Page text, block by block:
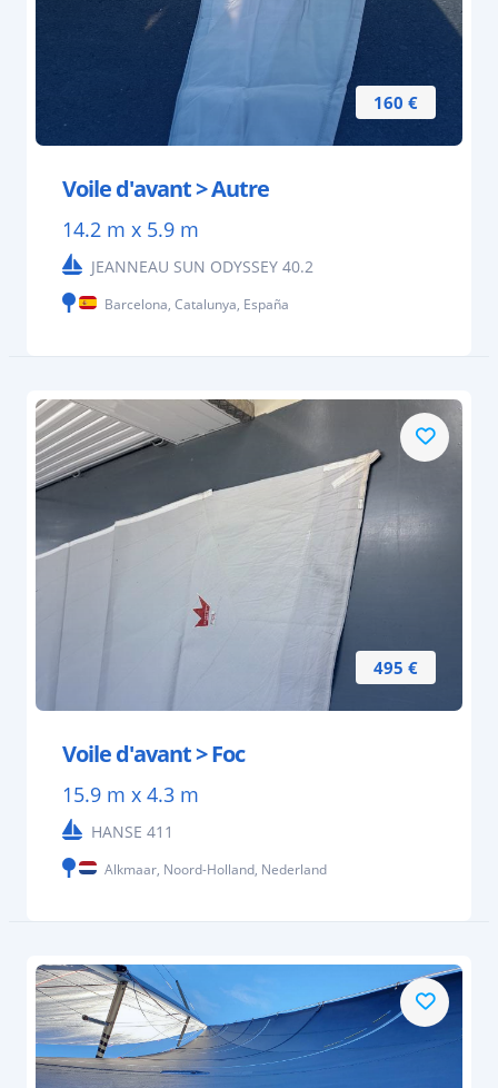
160 €
Voile d'avant > Autre
14.2 m x 5.9 m
JEANNEAU SUN ODYSSEY 40.2
Barcelona, Catalunya, España
495 €
Voile d'avant > Foc
15.9 m x 4.3 m
HANSE 411
Alkmaar, Noord-Holland, Nederland